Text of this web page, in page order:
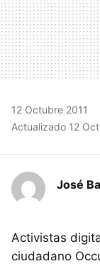
12 Octubre 2011
Actualizado 12
José
Activistas
ciudadano